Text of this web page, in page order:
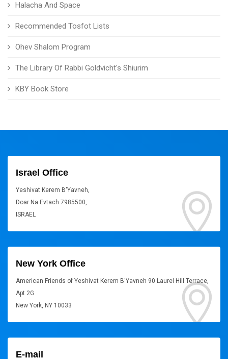
Halacha And Space
Recommended Tosfot Lists
Ohev Shalom Program
The Library Of Rabbi Goldvicht's Shiurim
KBY Book Store
Israel Office
Yeshivat Kerem B'Yavneh,
Doar Na Evtach 7985500,
ISRAEL
New York Office
American Friends of Yeshivat Kerem B'Yavneh 90 Laurel Hill Terrace,
Apt 2G
New York, NY 10033
E-mail